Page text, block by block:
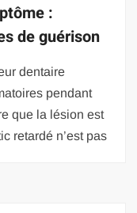
:
de guérison
dentaire
pendant
que la lésion est
retardé n’est pas